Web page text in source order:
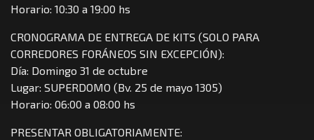
Horario: 10:30 a 19:00 hs
CRONOGRAMA DE ENTREGA DE KITS (SOLO PARA
CORREDORES FORÁNEOS SIN EXCEPCIÓN):
Día: Domingo 31 de octubre
Lugar: SUPERDOMO (Bv. 25 de mayo 1305)
Horario: 06:00 a 08:00 hs
PRESENTAR OBLIGATORIAMENTE: